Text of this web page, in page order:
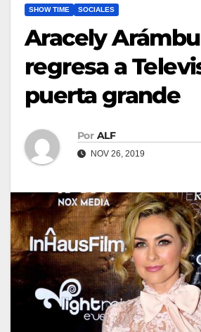
SHOW TIME SOCIALES
Aracely
regresa a
puerta grande
Por ALF
NOV 26, 2019